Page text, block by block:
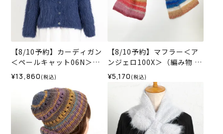
【8/10予約】カーディガン
＜ペールキャット06N＞
（編み物 材料セット）
¥13,860 (税込)
【8/10予約】マフラー＜ア
ンジェロ100X＞（編み物 材
料セット）
¥5,170 (税込)